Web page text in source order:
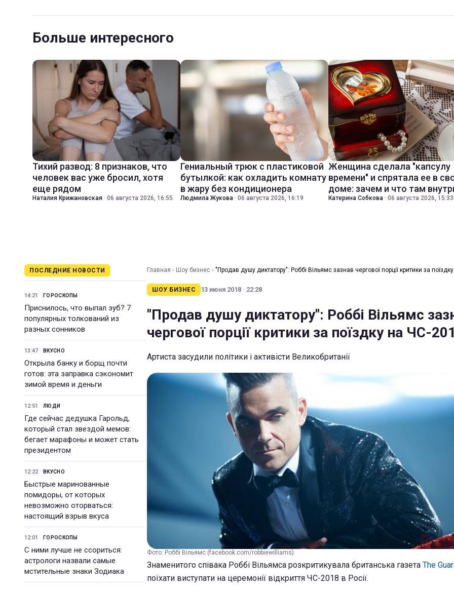
Больше интересного
Тихий развод: 8 признаков, что
человек вас уже бросил, хотя
еще рядом
Наталия Крижановская · 06 августа 2026, 16:55
Гениальный трюк с пластиковой
бутылкой: как охладить комнату
в жару без кондиционера
Людмила Жукова · 06 августа 2026, 16:19
Женщина сделала "капсулу
времени" и спрятала ее в
доме: зачем и что там
Катерина Собкова · 06 августа 2026, 15:33
ПОСЛЕДНИЕ НОВОСТИ
14:21 ГОРОСКОПЫ
Приснилось, что выпал зуб? 7
популярных толкований из
разных сонников
13:47 ВКУСНО
Открыла банку и борщ почти
готов: эта заправка сэкономит
зимой время и деньги
12:51 ЛЮДИ
Где сейчас дедушка Гарольд,
который стал звездой мемов:
бегает марафоны и может стать
президентом
12:22 ВКУСНО
Быстрые маринованные
помидоры, от которых
невозможно оторваться:
настоящий взрыв вкуса
12:01 ГОРОСКОПЫ
С ними лучше не ссориться:
астрологи назвали самые
мстительные знаки Зодиака
Главная › Шоу бизнес › "Продав душу диктатору": Роббі Вільямс зазнав чергової порції критики за
ШОУ БИЗНЕС 13 июня 2018 · 22:28
"Продав душу диктатору": Роббі Вільямс
чергової порції критики за поїздку на ЧС-
Артиста засудили політики і активісти Великобританії
Фото: Роббі Вільямс (facebook.com/robbiewilliams)
Знаменитого співака Роббі Вільямса розкритикувала британська газета The
поїхати виступати на церемонії відкриття ЧС-2018 в Росії.